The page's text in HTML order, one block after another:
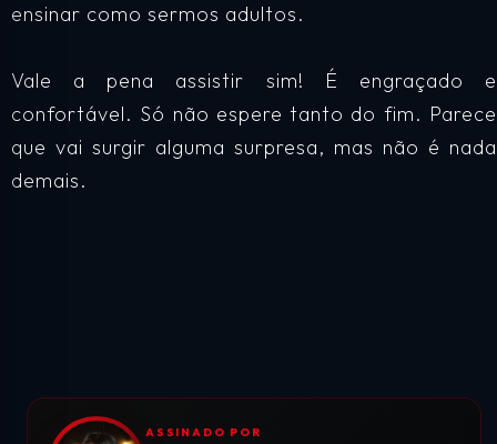
ensinar como sermos adultos.
Vale a pena assistir sim! É engraçado e
confortável. Só não espere tanto do fim. Parece
que vai surgir alguma surpresa, mas não é nada
demais.
ASSINADO POR